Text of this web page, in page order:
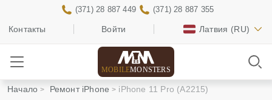
Контакты Войти Латвия (RU)
(371) 28 887 449 (371) 28 887 355
MOBILEMONSTERS
Начало Ремонт iPhone iPhone 11 Pro (A2215)